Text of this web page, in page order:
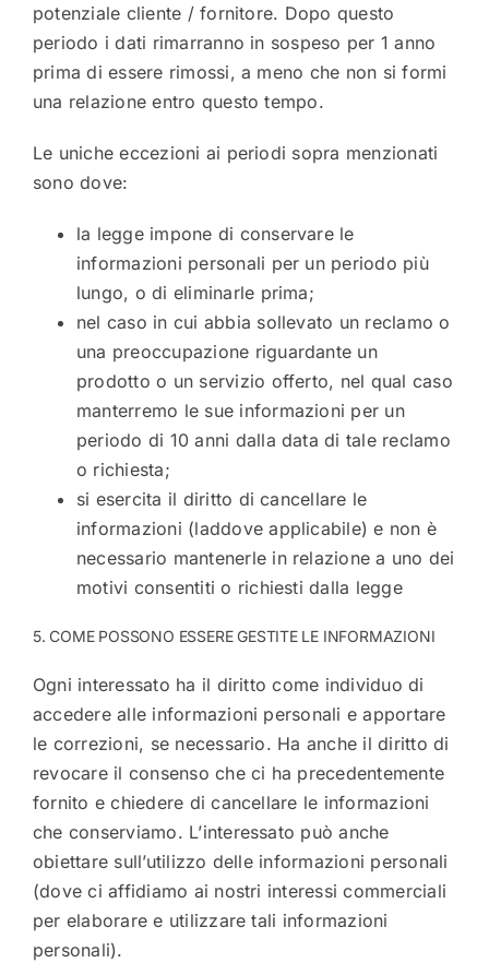
potenziale cliente / fornitore. Dopo questo
periodo i dati rimarranno in sospeso per 1 anno
prima di essere rimossi, a meno che non si formi
una relazione entro questo tempo.
Le uniche eccezioni ai periodi sopra menzionati
sono dove:
la legge impone di conservare le
informazioni personali per un periodo più
lungo, o di eliminarle prima;
nel caso in cui abbia sollevato un reclamo o
una preoccupazione riguardante un
prodotto o un servizio offerto, nel qual caso
manterremo le sue informazioni per un
periodo di 10 anni dalla data di tale reclamo
o richiesta;
si esercita il diritto di cancellare le
informazioni (laddove applicabile) e non è
necessario mantenerle in relazione a uno dei
motivi consentiti o richiesti dalla legge
5. COME POSSONO ESSERE GESTITE LE INFORMAZIONI
Ogni interessato ha il diritto come individuo di
accedere alle informazioni personali e apportare
le correzioni, se necessario. Ha anche il diritto di
revocare il consenso che ci ha precedentemente
fornito e chiedere di cancellare le informazioni
che conserviamo. L’interessato può anche
obiettare sull’utilizzo delle informazioni personali
(dove ci affidiamo ai nostri interessi commerciali
per elaborare e utilizzare tali informazioni
personali).